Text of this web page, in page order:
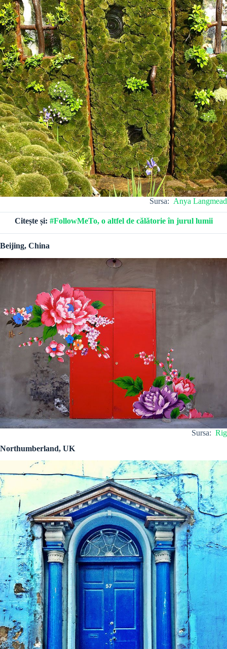
Sursa: Anya Langmead
Citește și: #FollowMeTo, o altfel de călătorie în jurul lumii
Beijing, China
Sursa: Rig
Northumberland, UK